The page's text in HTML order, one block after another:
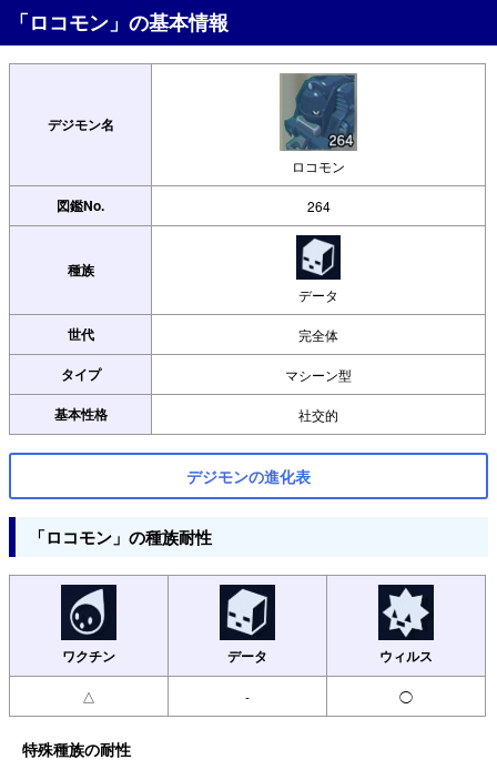
「ロコモン」の基本情報
デジモン名
ロコモン
図鑑No. 264
種族
データ
世代 完全体
タイプ マシーン型
基本性格 社交的
デジモンの進化表
「ロコモン」の種族耐性
ワクチン データ ウィルス
△ - ◯
特殊種族の耐性